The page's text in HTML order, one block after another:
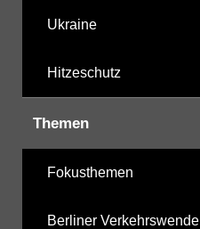
Ukraine
Hitzeschutz
Themen
Fokusthemen
Berliner Verkehrswende